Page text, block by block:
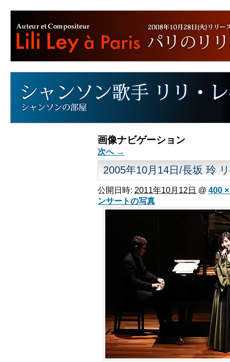
画像ナビゲーション
次へ →
2005年10月14日/長坂 玲
公開日時: 2011年10月12日 @ 400
ンサートの写真